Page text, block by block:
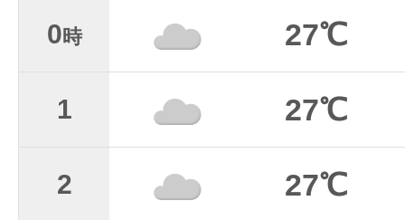
0時 27℃
1 27℃
2 27℃